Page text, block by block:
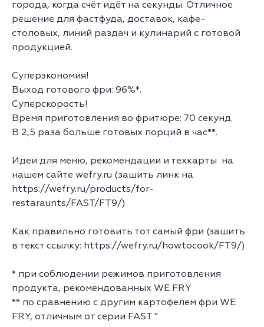
города, когда счёт идёт на секунды. Отличное
решение для фастфуда, доставок, кафе-
столовых, линий раздач и кулинарий с готовой
продукцией.
Суперэкономия!
Выход готового фри: 96%*.
Суперскорость!
Время приготовления во фритюре: 70 секунд.
В 2,5 раза больше готовых порций в час**.
Идеи для меню, рекомендации и техкарты на
нашем сайте wefry.ru (зашить линк на
https://wefry.ru/products/for-
restaraunts/FAST/FT9/)
Как правильно готовить тот самый фри (зашить
в текст ссылку: https://wefry.ru/howtocook/FT9/)
* при соблюдении режимов приготовления
продукта, рекомендованных WE FRY
** по сравнению с другим картофелем фри WE
FRY, отличным от серии FAST "